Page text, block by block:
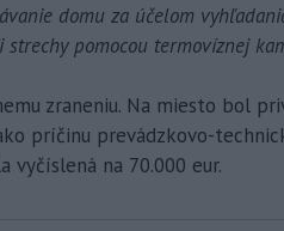
domu za účelom
pomocou termovíznej
zraneniu. Na miesto bol
príčinu prevádzkovo-
vyčíslená na 70.000 eur.